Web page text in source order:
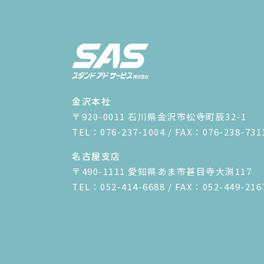
金沢本社
〒920-0011 石川県金沢市松寺町辰32-1
TEL：076-237-1004 / FAX：076-238-
名古屋支店
〒490-1111 愛知県あま市甚目寺大渕117
TEL：052-414-6688 / FAX：052-449-